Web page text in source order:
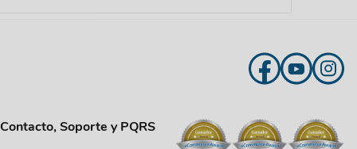
Contacto, Soporte y PQRS